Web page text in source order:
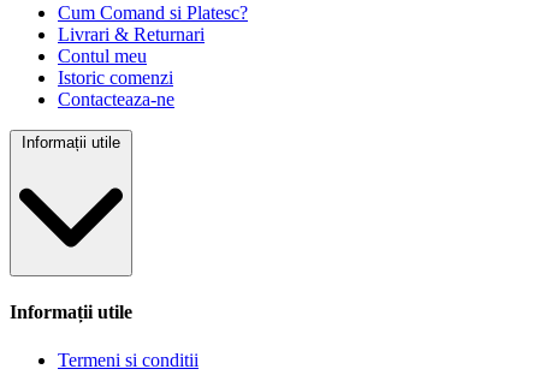
Cum Comand si Platesc?
Livrari & Returnari
Contul meu
Istoric comenzi
Contacteaza-ne
Informații utile
Informații utile
Termeni si conditii